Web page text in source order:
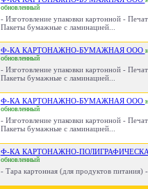
обновленный
- Изготовление упаковки картонной -
Пакеты бумажные с ламинацией...
Ф-КА КАРТОНАЖНО-БУМАЖНАЯ ООО
обновленный
- Изготовление упаковки картонной -
Пакеты бумажные с ламинацией...
Ф-КА КАРТОНАЖНО-БУМАЖНАЯ ООО
обновленный
- Изготовление упаковки картонной -
Пакеты бумажные с ламинацией...
Ф-КА КАРТОНАЖНО-
обновленный
- Тара картонная (для продуктов питания)